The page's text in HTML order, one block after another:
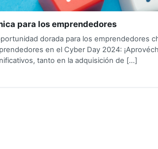
para los emprendedores
dorada para los emprendedores
en el Cyber Day 2024:
tanto en la adquisición de […]